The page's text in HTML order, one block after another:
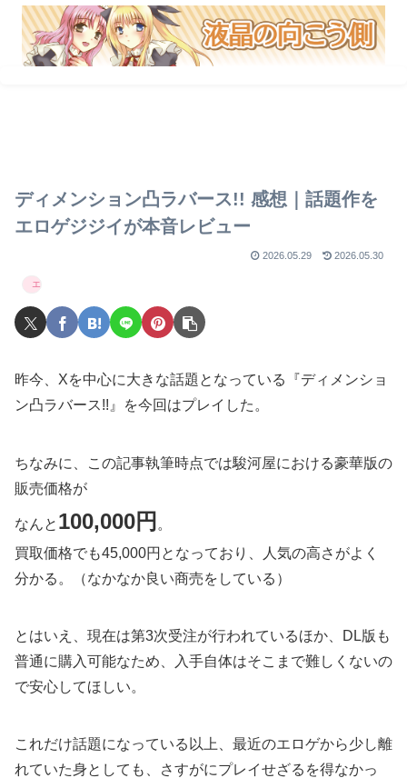
ディメンション凸ラバース!! 感想｜話題作を
エロゲジジイが本音レビュー
2026.05.29 2026.05.30
エロゲ感想
昨今、Xを中心に大きな話題となっている『ディメンショ
ン凸ラバース!!』を今回はプレイした。
ちなみに、この記事執筆時点では駿河屋における豪華版の
販売価格が
なんと 100,000円 。
買取価格でも45,000円となっており、人気の高さがよく
分かる。（なかなか良い商売をしている）
とはいえ、現在は第3次受注が行われているほか、DL版も
普通に購入可能なため、入手自体はそこまで難しくないの
で安心してほしい。
これだけ話題になっている以上、最近のエロゲから少し離
れていた身としても、さすがにプレイせざるを得なかっ